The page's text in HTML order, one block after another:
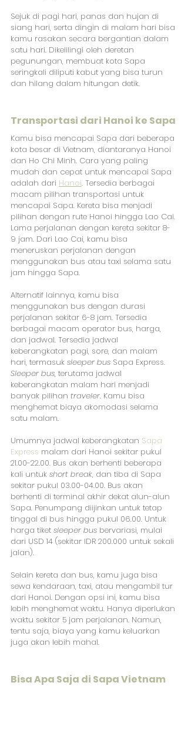
Sejuk di pagi hari, panas dan hujan di
siang hari, serta dingin di malam hari bisa
kamu rasakan secara bergantian dalam
satu hari. Dikelilingi oleh deretan
pegunungan, membuat kota Sapa
seringkali diliputi kabut yang bisa turun
dan hilang dalam hitungan detik.
Transportasi dari Hanoi ke Sapa
Kamu bisa mencapai Sapa dari beberapa
kota besar di Vietnam, diantaranya Hanoi
dan Ho Chi Minh. Cara yang paling
mudah dan cepat untuk mencapai Sapa
adalah dari Hanoi. Tersedia berbagai
macam pilihan transportasi untuk
mencapai Sapa. Kereta bisa menjadi
pilihan dengan rute Hanoi hingga Lao Cai.
Lama perjalanan dengan kereta sekitar 8-
9 jam. Dari Lao Cai, kamu bisa
meneruskan perjalanan dengan
menggunakan bus atau taxi selama satu
jam hingga Sapa.
Alternatif lainnya, kamu bisa
menggunakan bus dengan durasi
perjalanan sekitar 6-8 jam. Tersedia
berbagai macam operator bus, harga,
dan jadwal. Tersedia jadwal
keberangkatan pagi, sore, dan malam
hari, termasuk sleeper bus Sapa Express.
Sleeper bus, terutama jadwal
keberangkatan malam hari menjadi
banyak pilihan traveler. Kamu bisa
menghemat biaya akomodasi selama
satu malam.
Umumnya jadwal keberangkatan Sapa
Express malam dari Hanoi sekitar pukul
21.00-22.00. Bus akan berhenti beberapa
kali untuk short break, dan tiba di Sapa
sekitar pukul 03.00-04.00. Bus akan
berhenti di terminal akhir dekat alun-alun
Sapa. Penumpang diijinkan untuk tetap
tinggal di bus hingga pukul 06.00. Untuk
harga tiket sleeper bus bervariasi, mulai
dari USD 14 (sekitar IDR 200.000 untuk sekali
jalan).
Selain kereta dan bus, kamu juga bisa
sewa kendaraan, taxi, atau mengambil tur
dari Hanoi. Dengan opsi ini, kamu bisa
lebih menghemat waktu. Hanya diperlukan
waktu sekitar 5 jam perjalanan. Namun,
tentu saja, biaya yang kamu keluarkan
juga akan lebih mahal.
Bisa Apa Saja di Sapa Vietnam